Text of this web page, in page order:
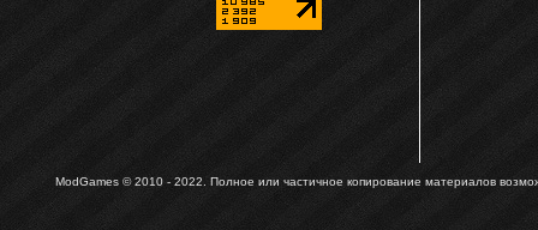
ModGames © 2010 - 2022. Полное или частичное копирование материалов